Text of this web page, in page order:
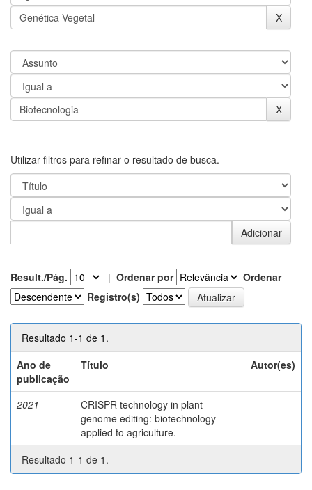
Utilizar filtros para refinar o resultado de busca.
Result./Pág. | Ordenar por
Ordenar
Registro(s)
Resultado 1-1 de 1.
Ano de
publicação
Título Autor(es)
2021
CRISPR technology in plant
genome editing: biotechnology
applied to agriculture.
-
Resultado 1-1 de 1.